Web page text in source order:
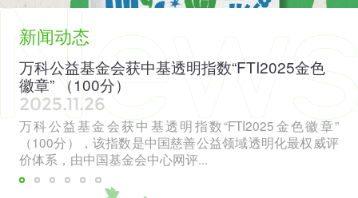
新闻动态
基金会获中基透明指数“FTI2025金色
分）
基金会获中基透明指数“FTI2025金色徽章”
，该指数是中国慈善公益领域透明化最权威评
中国基金会中心网评...
梅沙行动者
Party：一年
点击文字查看
Party：一年同